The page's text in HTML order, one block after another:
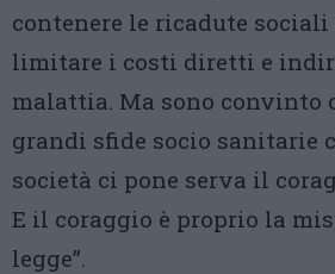
contenere le ricadute
limitare i costi diretti e
malattia. Ma sono convinto
grandi sfide socio sanitarie
società ci pone serva il
E il coraggio è proprio la
legge”.